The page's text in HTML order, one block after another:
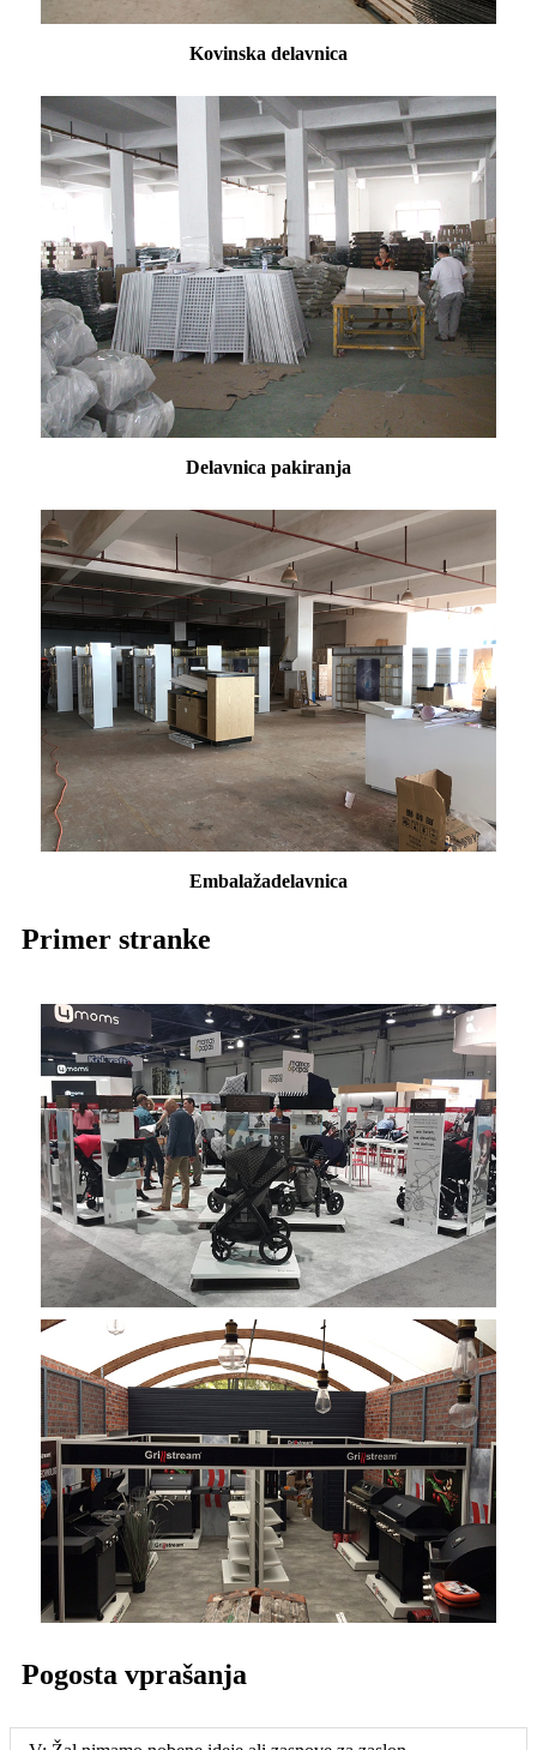
Kovinska delavnica
Delavnica pakiranja
Embalažadelavnica
Primer stranke
Pogosta vprašanja